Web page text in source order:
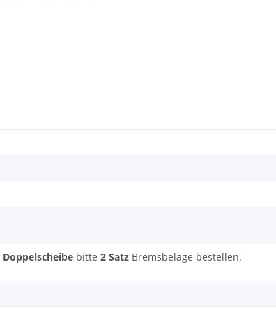
Doppelscheibe bitte 2 Satz Bremsbeläge bestellen.